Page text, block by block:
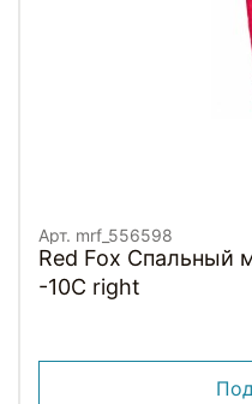
Арт. mrf_556598
Red Fox Спальный
-10C right